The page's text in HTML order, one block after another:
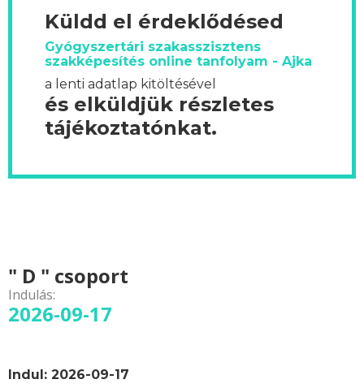
Küldd el érdeklődésed
Gyógyszertári szakasszisztens
szakképesítés online tanfolyam - Ajka
a lenti adatlap kitöltésével
és elküldjük részletes
tájékoztatónkat.
" D " csoport
Indulás:
2026-09-17
Indul: 2026-09-17